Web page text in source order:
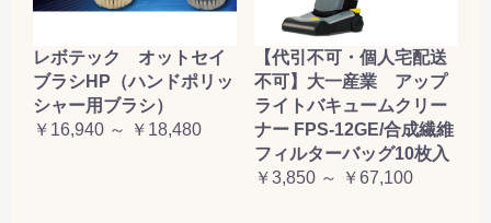
レボテック オットセイ
ブラシHP（ハンドポリッ
シャー用ブラシ）
￥16,940 ～ ￥18,480
【代引不可・個人宅配送
不可】大一産業 アップ
ライトバキュームクリー
ナー FPS-12GE/合成繊維
フィルターバッグ10枚入
￥3,850 ～ ￥67,100